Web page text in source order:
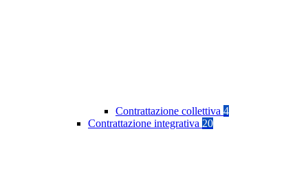
Contrattazione collettiva 4
Contrattazione integrativa 20